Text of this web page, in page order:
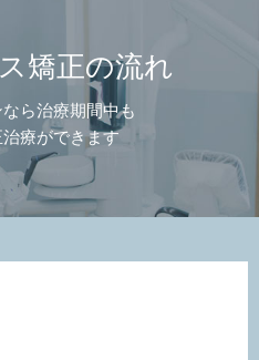
矯正の流れ
ら治療期間中も
療ができます